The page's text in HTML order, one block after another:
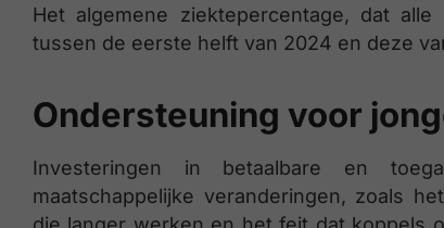
Het algemene ziektepercentage, dat
tussen de eerste helft van 2024 en deze
Ondersteuning voor
Investeringen in betaalbare en
maatschappelijke veranderingen, zoals